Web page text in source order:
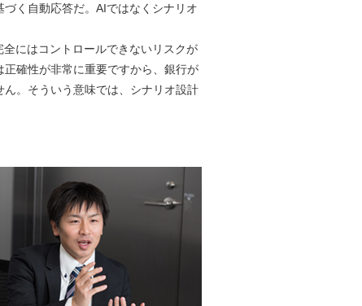
く自動応答だ。AIではなくシナリオ
にはコントロールできないリスクが
確性が非常に重要ですから、銀行が
。そういう意味では、シナリオ設計